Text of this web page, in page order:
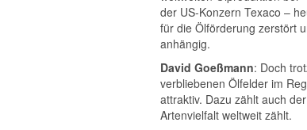
der US-Konzern Texaco –
für die Ölförderung zerstört
anhängig.
David Goeßmann: Doch
verbliebenen Ölfelder im
attraktiv. Dazu zählt auch
Artenvielfalt weltweit zählt.